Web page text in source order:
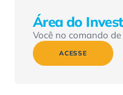
Área do
Você no comando
ACESSE